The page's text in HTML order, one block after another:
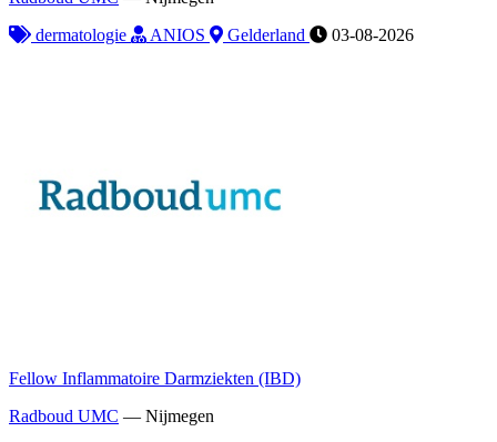
dermatologie
ANIOS Gelderland 03-08-2026
Fellow Inflammatoire Darmziekten (IBD)
Radboud UMC — Nijmegen